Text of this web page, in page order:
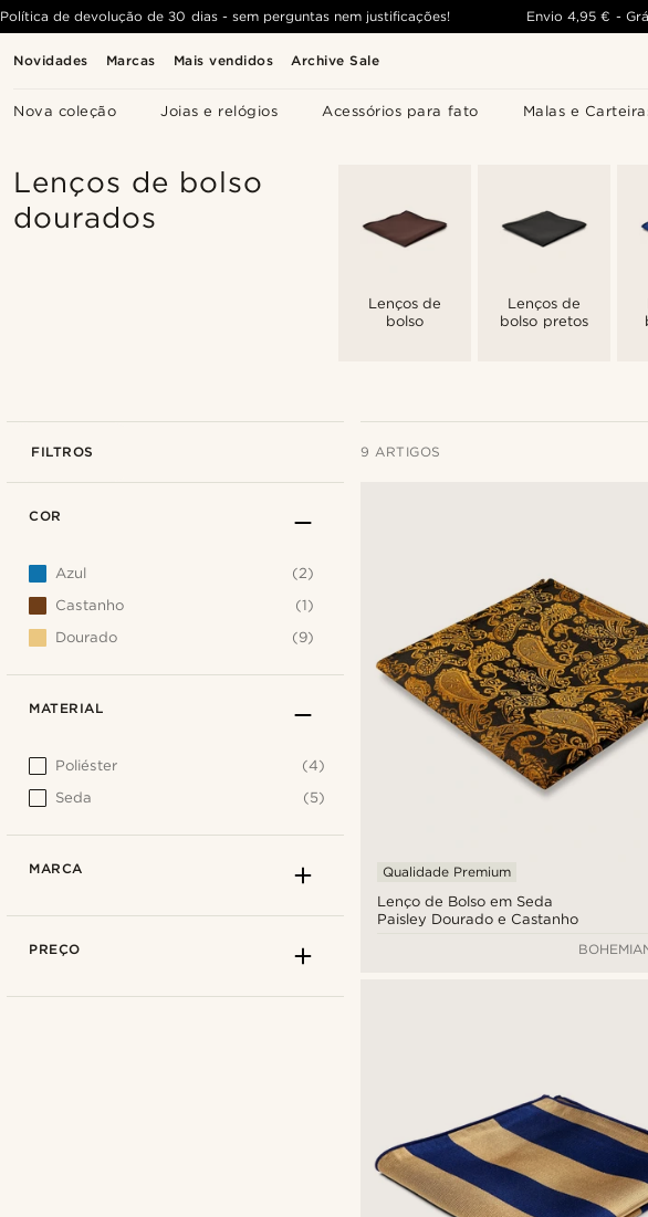
Novidades Marcas Mais vendidos Archive Sale
Nova coleção Joias e relógios Acessórios para fato Malas e
Política de devolução de 30 dias - sem perguntas nem justificações! Envio 4,95 € -
Lenços de bolso
dourados
Lenços de
bolso
Lenços de
bolso pretos
FILTROS 9 ARTIGOS
Lenço de Bolso em Seda
Paisley Dourado e Castanho
Qualidade Premium
COR
Azul
(2)
Castanho
(1)
Dourado
(9)
MATERIAL
Poliéster
(4)
Seda
(5)
MARCA
PREÇO